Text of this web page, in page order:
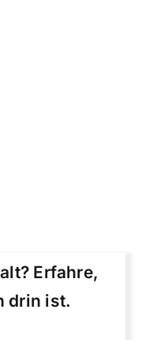
Erfahre,
drin ist.